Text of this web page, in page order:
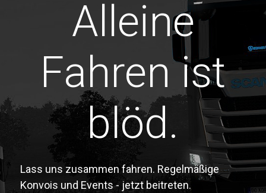
Alleine
Fahren ist
blöd.
Lass uns zusammen fahren. Regelmäßige
Konvois und Events - jetzt beitreten.